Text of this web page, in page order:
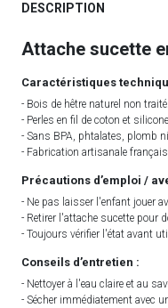
DESCRIPTION
Attache sucette
Caractéristiques
- Bois de hêtre naturel non traité.
- Perles en fil de coton et
- Sans BPA, phtalates, plomb
- Fabrication artisanale
Précautions d’emploi /
- Ne pas laisser l'enfant jouer
- Retirer l'attache sucette pour
- Toujours vérifier l'état avant
Conseils d’entretien :
- Nettoyer à l'eau claire et au
- Sécher immédiatement avec